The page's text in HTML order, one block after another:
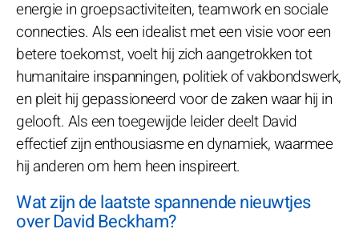
energie in groepsactiviteiten, teamwork en sociale
connecties. Als een idealist met een visie voor een
betere toekomst, voelt hij zich aangetrokken tot
humanitaire inspanningen, politiek of vakbondswerk,
en pleit hij gepassioneerd voor de zaken waar hij in
gelooft. Als een toegewijde leider deelt David
effectief zijn enthousiasme en dynamiek, waarmee
hij anderen om hem heen inspireert.
Wat zijn de laatste spannende nieuwtjes
over David Beckham?